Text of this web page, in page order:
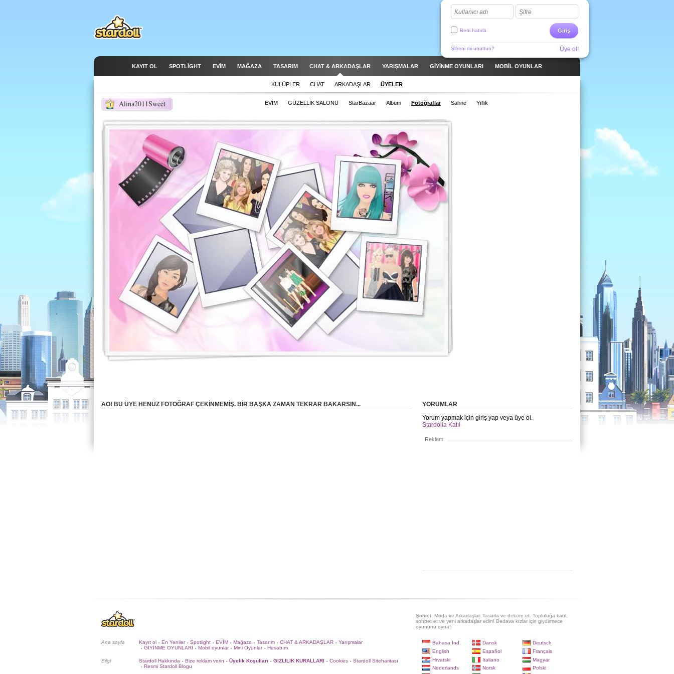
Kullanıcı adı Şifre
Giriş
Beni hatırla
Şifreni mi unuttun? Üye ol!
KAYIT OL SPOTLIGHT EVİM MAĞAZA TASARIM CHAT & ARKADAŞLAR YARIŞMALAR GİYİNME OYUNLARI MOBIL OYUNLAR
KULÜPLER CHAT ARKADAŞLAR ÜYELER
Alina2011Sweet
1 EVİM GÜZELLİK SALONU StarBazaar Albüm Fotoğraflar Sahne Yıllık
AO! BU ÜYE HENÜZ FOTOĞRAF ÇEKINMEMIŞ. BIR BAŞKA ZAMAN TEKRAR BAKARSIN...
YORUMLAR
Yorum yapmak için giriş yap veya üye ol.
Stardolla Katıl
Reklam
Şöhret, Moda ve Arkadaşlar. Tasarla ve dekore et. Topluluğa katıl,
sohbet et ve yeni arkadaşlar edin! Bedava kızlar için giydirmece
oyununu oyna!
Ana sayfa Kayıt ol • En Yeniler • Spotlight • EVİM • Mağaza • Tasarım • CHAT & ARKADAŞLAR • Yarışmalar
• GİYİNME OYUNLARI • Mobil oyunlar • Mini Oyunlar • Hesabım
Bilgi Stardoll Hakkında • Bize reklam verin • Üyelik Koşulları • GIZLILIK KURALLARI • Cookies • Stardoll Siteharitası
• Resmi Stardoll Blogu
Bahasa Ind. Dansk
Deutsch
English
Español
Français
Hrvatski
Italiano
Magyar
Nederlands
Norsk
Polski